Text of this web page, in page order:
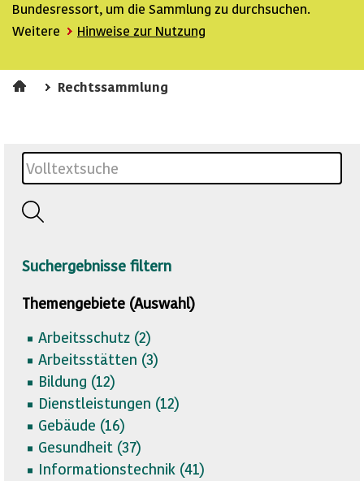
Bundesressort, um die Sammlung zu durchsuchen.
Weitere
Hinweise zur Nutzung
Rechtssammlung
Suchergebnisse filtern
Themengebiete (Auswahl)
Arbeitsschutz (2)
Arbeitsstätten (3)
Bildung (12)
Dienstleistungen (12)
Gebäude (16)
Gesundheit (37)
Informationstechnik (41)